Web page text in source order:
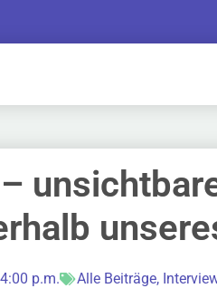
4:00 p.m. Alle Beiträge,